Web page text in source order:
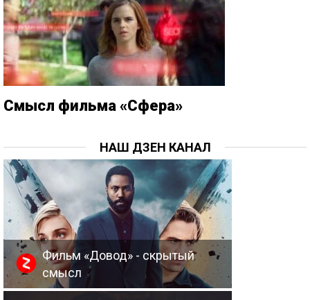
Смысл фильма «Сфера»
НАШ ДЗЕН КАНАЛ
Фильм «Довод» - скрытый
смысл